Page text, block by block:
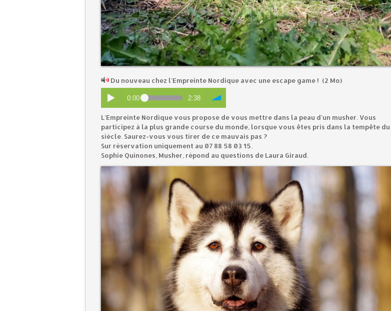
Du nouveau chez l'Empreinte Nordique avec une escape game ! (2 Mo)
0:00 2:38
L'Empreinte Nordique vous propose de vous mettre dans la peau d'un musher. Vous
participez à la plus grande course du monde, lorsque vous êtes pris dans la tempête du
siècle. Saurez-vous vous tirer de ce mauvais pas ?
Sur réservation uniquement au 07 88 58 03 15.
Sophie Quinones, Musher, répond au questions de Laura Giraud.